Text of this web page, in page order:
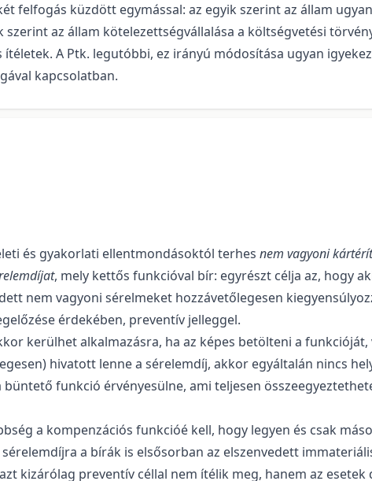
felfogás küzdött egymással: az egyik szerint az állam
az állam kötelezettségvállalása a költségvetési
A Ptk. legutóbbi, ez irányú módosítása ugyan
kapcsolatban.
és gyakorlati ellentmondásoktól terhes nem vagyoni
, mely kettős funkcióval bír: egyrészt célja az, hogy
nem vagyoni sérelmeket hozzávetőlegesen
érdekében, preventív jelleggel.
kerülhet alkalmazásra, ha az képes betölteni a
hivatott lenne a sérelemdíj, akkor egyáltalán nincs
funkció érvényesülne, ami teljesen
a kompenzációs funkcióé kell, hogy legyen és csak
a bírák is elsősorban az elszenvedett
kizárólag preventív céllal nem ítélik meg, hanem az